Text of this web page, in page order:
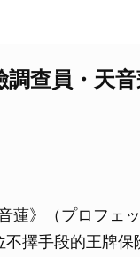
查員・天
蓮》（プロフェ
擇手段的王牌